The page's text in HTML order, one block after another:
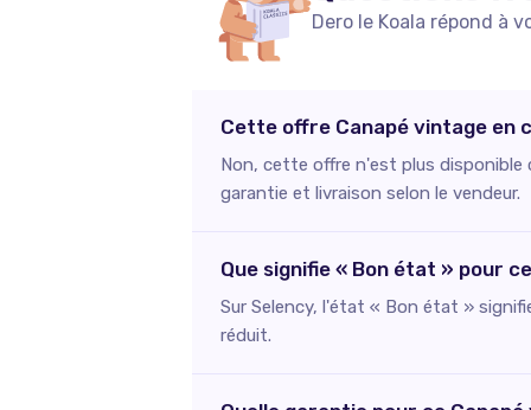
Dero le Koala répond à
Cette offre Canapé vintage en
Non, cette offre n'est plus disponible
garantie et livraison selon le vendeur.
Que signifie « Bon état » pour
Sur Selency, l'état « Bon état »
réduit.